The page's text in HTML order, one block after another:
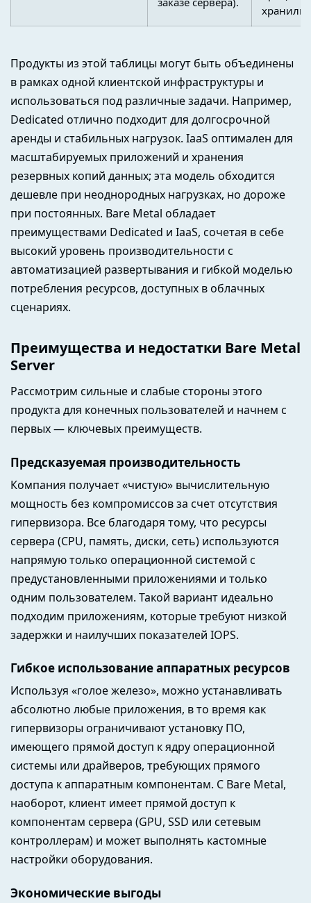
Продукты из этой таблицы могут быть объединены
в рамках одной клиентской инфраструктуры и
использоваться под различные задачи. Например,
Dedicated отлично подходит для долгосрочной
аренды и стабильных нагрузок. IaaS оптимален для
масштабируемых приложений и хранения
резервных копий данных; эта модель обходится
дешевле при неоднородных нагрузках, но дороже
при постоянных. Bare Metal обладает
преимуществами Dedicated и IaaS, сочетая в себе
высокий уровень производительности с
автоматизацией развертывания и гибкой моделью
потребления ресурсов, доступных в облачных
сценариях.
Преимущества и недостатки Bare Metal
Server
Рассмотрим сильные и слабые стороны этого
продукта для конечных пользователей и начнем с
первых — ключевых преимуществ.
Предсказуемая производительность
Компания получает «чистую» вычислительную
мощность без компромиссов за счет отсутствия
гипервизора. Все благодаря тому, что ресурсы
сервера (CPU, память, диски, сеть) используются
напрямую только операционной системой с
предустановленными приложениями и только
одним пользователем. Такой вариант идеально
подходим приложениям, которые требуют низкой
задержки и наилучших показателей IOPS.
Гибкое использование аппаратных ресурсов
Используя «голое железо», можно устанавливать
абсолютно любые приложения, в то время как
гипервизоры ограничивают установку ПО,
имеющего прямой доступ к ядру операционной
системы или драйверов, требующих прямого
доступа к аппаратным компонентам. С Bare Metal,
наоборот, клиент имеет прямой доступ к
компонентам сервера (GPU, SSD или сетевым
контроллерам) и может выполнять кастомные
настройки оборудования.
Экономические выгоды